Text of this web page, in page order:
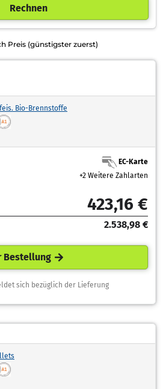
Rechnen
Preis (günstigster zuerst)
Bio-Brennstoffe
EC-Karte
+2 Weitere Zahlarten
423,16 €
2.538,98 €
Bestellung
sich bezüglich der Lieferung